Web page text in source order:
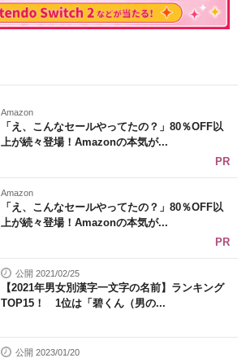
Amazon
「え、こんなセールやってたの？」80％OFF以
上が続々登場！Amazonの本気が...
PR
Amazon
「え、こんなセールやってたの？」80％OFF以
上が続々登場！Amazonの本気が...
PR
公開 2021/02/25
【2021年男女別漢字一文字の名前】ランキング
TOP15！ 1位は「碧くん（男の...
公開 2023/01/20